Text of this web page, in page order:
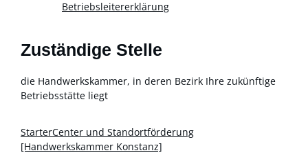
Betriebsleitererklärung
Zuständige Stelle
die Handwerkskammer, in deren Bezirk Ihre zukünftige
Betriebsstätte liegt
StarterCenter und Standortförderung
[Handwerkskammer Konstanz]